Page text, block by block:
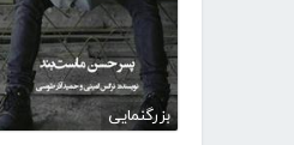
بزرگنمایی